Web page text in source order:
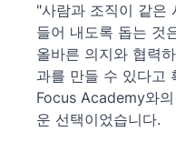
"사람과 조직이 같은
들어 내도록 돕는 것
올바른 의지와 협력
과를 만들 수 있다고
Focus Academy와
운 선택이었습니다.